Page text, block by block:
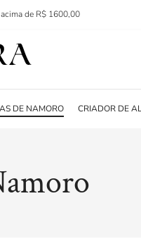
de R$ 1600,00
DE NAMORO CRIADOR DE